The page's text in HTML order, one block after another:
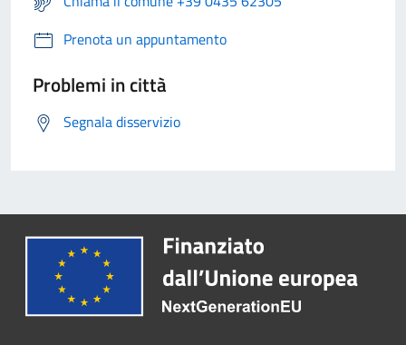
Prenota un appuntamento
Problemi in città
Segnala disservizio